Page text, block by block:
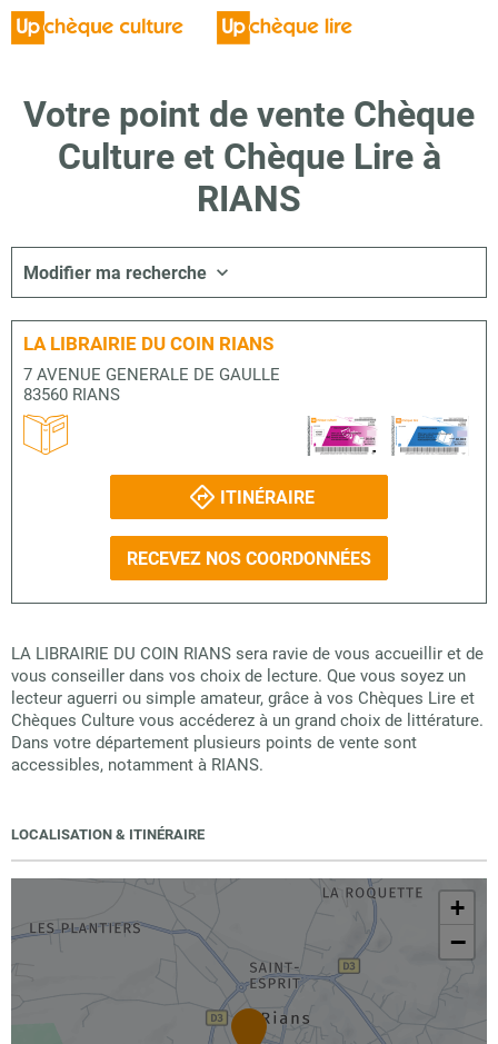
Votre point de vente Chèque
Culture et Chèque Lire à
RIANS
Modifier ma recherche
LA LIBRAIRIE DU COIN RIANS
7 AVENUE GENERALE DE GAULLE
83560 RIANS
ITINÉRAIRE
RECEVEZ NOS COORDONNÉES
LA LIBRAIRIE DU COIN RIANS sera ravie de vous accueillir et de
vous conseiller dans vos choix de lecture. Que vous soyez un
lecteur aguerri ou simple amateur, grâce à vos Chèques Lire et
Chèques Culture vous accéderez à un grand choix de littérature.
Dans votre département plusieurs points de vente sont
accessibles, notamment à RIANS.
LOCALISATION & ITINÉRAIRE
+
−